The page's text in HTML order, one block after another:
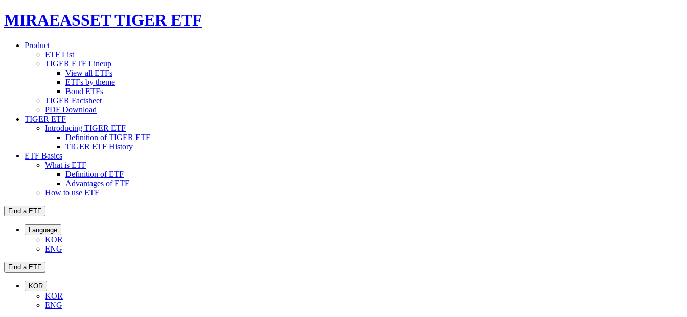
MIRAEASSET TIGER ETF
Product
ETF List
TIGER ETF Lineup
View all ETFs
ETFs by theme
Bond ETFs
TIGER Factsheet
PDF Download
TIGER ETF
Introducing TIGER ETF
Definition of TIGER ETF
TIGER ETF History
ETF Basics
What is ETF
Definition of ETF
Advantages of ETF
How to use ETF
Find a ETF
Language
KOR
ENG
Find a ETF
KOR
KOR
ENG